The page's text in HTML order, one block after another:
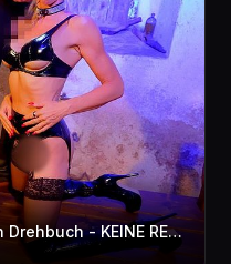
Der verbotene s*xCLUB | Kein Drehbuch - KEINE REGELN! Komplett BENUTZT + ZERLEGT! MMF 3LOCH